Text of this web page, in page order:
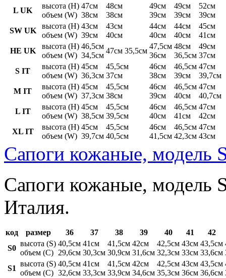
L UK
высота (H)
объем (W)
47см
38см
48см
38см
49см
39см
49см
39см
52см
39см
SW UK
высота (H)
объем (W)
43см
39см
43см
40см
44см
40см
44см
40см
45см
41см
HE UK
высота (H)
объем (W)
46,5см
34,5см
47см 35,5см
47,5см
36см
48см
36,5см
49см
37см
S IT
высота (H)
объем (W)
45см
36,3см
45,5см
37см
46см
38см
46,5см
39см
47см
39,7см
M IT
высота (H)
объем (W)
45см
37,3см
45,5см
38см
46см
39см
46,5см
40см
47см
40,7см
L IT
высота (H)
объем (W)
45см
38,5см
45,5см
39,5см
46см
40см
46,5см
41см
47см
42см
XL IT
высота (H)
объем (W)
45см
39,7см
45,5см
40,5см
46см
41,5см
46,5см
42,3см
47см
43см
Сапоги кожаные, модель
Сапоги кожаные, модель
Италия.
код размер 36 37 38 39 40 41
42
S0
высота (S)
объем (C)
40,5см
29,6см
41см
30,3см
41,5см
30,9см
42см
31,6см
42,5см
32,3см
43см
33см
43,5см
33,6см
S1
высота (S)
объем (C)
40,5см
32,6см
41см
33,3см
41,5см
33,9см
42см
34,6см
42,5см
35,3см
43см
36см
43,5см
36,6см